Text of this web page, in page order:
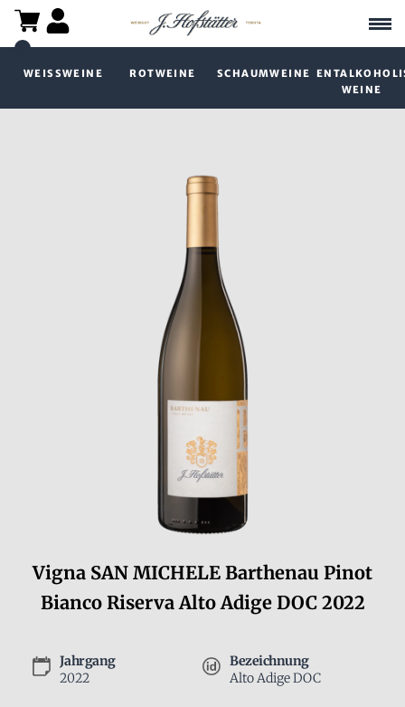
WEISSWEINE ROTWEINE SCHAUMWEINE
WEINE
Vigna SAN MICHELE Barthenau Pinot
Bianco Riserva Alto Adige DOC 2022
Jahrgang
2022
Bezeichnung
Alto Adige DOC